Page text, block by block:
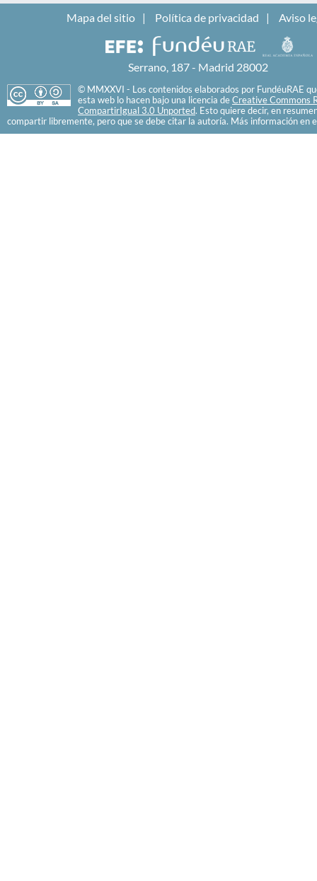
Mapa del sitio Política de privacidad Aviso
Serrano, 187 - Madrid 28002
© MMXXVI - Los contenidos elaborados por FundéuRAE
esta web lo hacen bajo una licencia de Creative Commons
CompartirIgual 3.0 Unported. Esto quiere decir, en
compartir libremente, pero que se debe citar la autoría. Más información en